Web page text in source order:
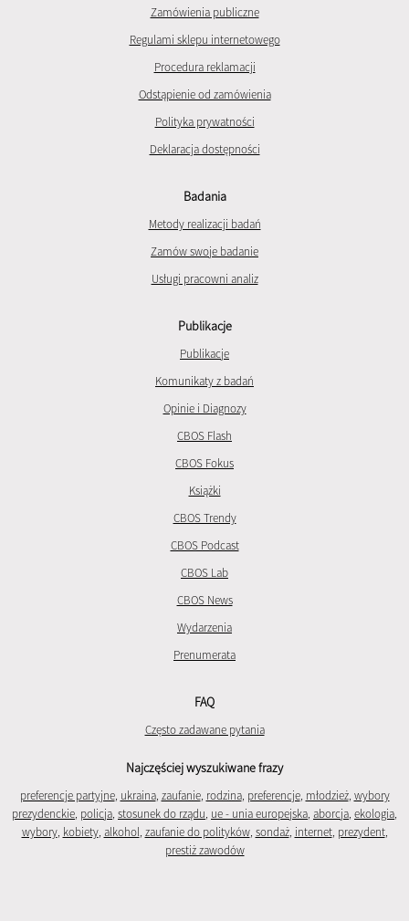
Zamówienia publiczne
Regulami sklepu internetowego
Procedura reklamacji
Odstąpienie od zamówienia
Polityka prywatności
Deklaracja dostępności
Badania
Metody realizacji badań
Zamów swoje badanie
Usługi pracowni analiz
Publikacje
Publikacje
Komunikaty z badań
Opinie i Diagnozy
CBOS Flash
CBOS Fokus
Książki
CBOS Trendy
CBOS Podcast
CBOS Lab
CBOS News
Wydarzenia
Prenumerata
FAQ
Często zadawane pytania
Najczęściej wyszukiwane frazy
preferencje partyjne, ukraina, zaufanie, rodzina, preferencje, młodzież, wybory
prezydenckie, policja, stosunek do rządu, ue - unia europejska, aborcja, ekologia,
wybory, kobiety, alkohol, zaufanie do polityków, sondaż, internet, prezydent,
prestiż zawodów